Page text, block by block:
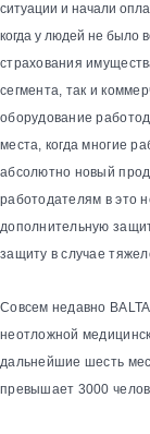
ситуации и начали
когда у людей не было
страхования
сегмента, так и
оборудование
места, когда многие
абсолютно новый
работодателям в это
дополнительную
защиту в случае
Совсем недавно
неотложной
дальнейшие шесть
превышает 3000